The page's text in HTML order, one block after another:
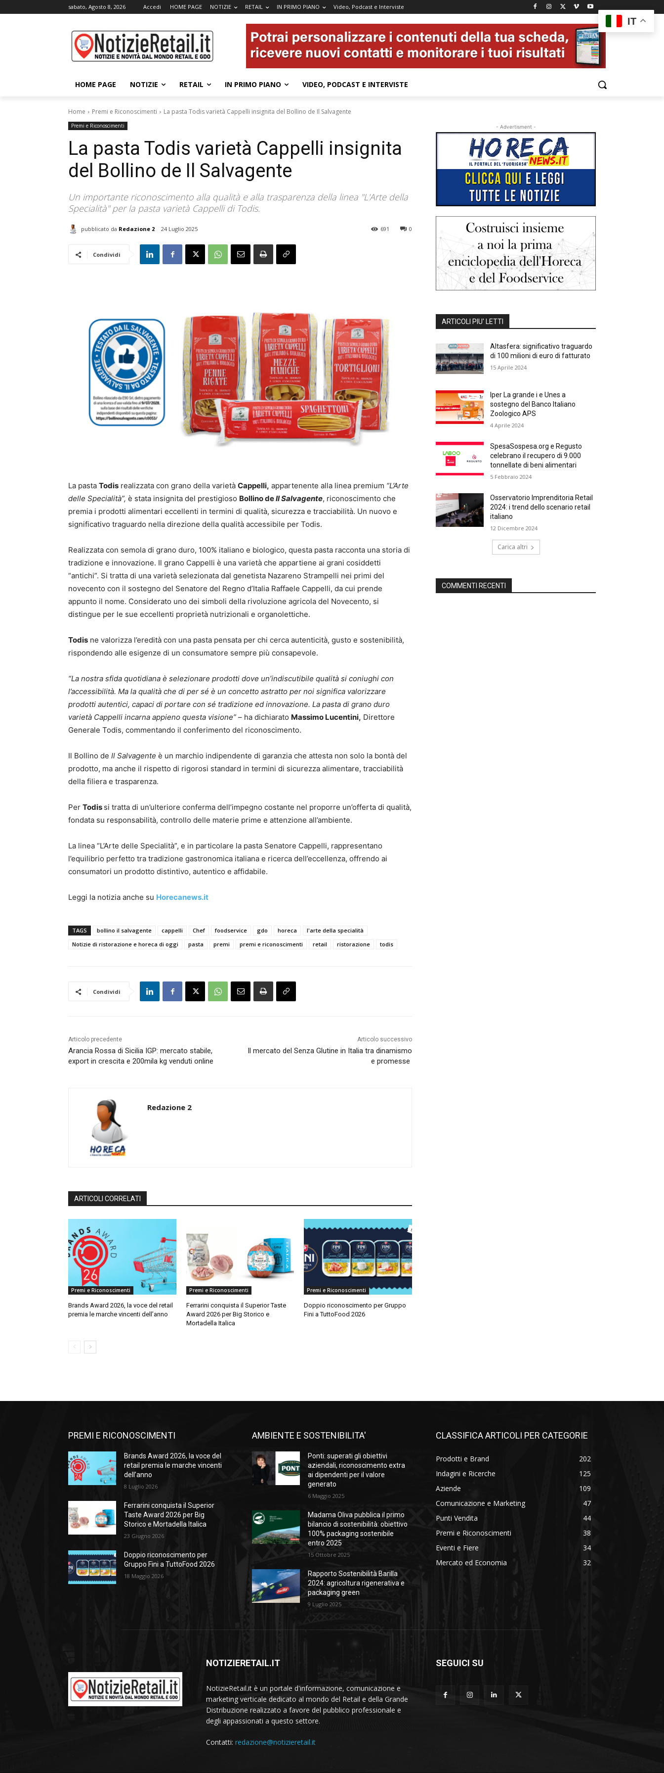
sabato, Agosto 8, 2026 Accedi HOME PAGE NOTIZIE RETAIL IN PRIMO PIANO Video, Podcast e Interviste
HOME PAGE NOTIZIE RETAIL IN PRIMO PIANO VIDEO, PODCAST E INTERVISTE
Home Premi e Riconoscimenti La pasta Todis varietà Cappelli insignita del Bollino de Il Salvagente
Premi e Riconoscimenti
La pasta Todis varietà Cappelli insignita
del Bollino de Il Salvagente
Un importante riconoscimento alla qualità e alla trasparenza della linea "L'Arte della
Specialità" per la pasta varietà Cappelli di Todis.
pubblicato da Redazione 2 24 Luglio 2025 0
691
Condividi
La pasta Todis realizzata con grano della varietà Cappelli, appartenente alla linea premium “L’Arte
delle Specialità”, è stata insignita del prestigioso Bollino deIl Salvagente, riconoscimento che
premia i prodotti alimentari eccellenti in termini di qualità, sicurezza e tracciabilità. Un nuovo e
significativo traguardo nella direzione della qualità accessibile per Todis.
Realizzata con semola di grano duro, 100% italiano e biologico, questa pasta racconta una storia di
tradizione e innovazione. Il grano Cappelli è una varietà che appartiene ai grani cosiddetti
“antichi”. Si tratta di una varietà selezionata dal genetista Nazareno Strampelli nei primi del
novecento con il sostegno del Senatore del Regno d’Italia Raffaele Cappelli, da cui prende
appunto il nome. Considerato uno dei simboli della rivoluzione agricola del Novecento, si
distingue per le sue eccellenti proprietà nutrizionali e organolettiche.
Todis ne valorizza l’eredità con una pasta pensata per chi cerca autenticità, gusto e sostenibilità,
rispondendo alle esigenze di un consumatore sempre più consapevole.
“La nostra sfida quotidiana è selezionare prodotti dove un’indiscutibile qualità si coniughi con
l’accessibilità. Ma la qualità che di per sé è un concetto astratto per noi significa valorizzare
prodotti autentici, capaci di portare con sé tradizione ed innovazione. La pasta di grano duro
varietà Cappelli incarna appieno questa visione” – ha dichiarato Massimo Lucentini, Direttore
Generale Todis, commentando il conferimento del riconoscimento.
Il Bollino de Il Salvagente è un marchio indipendente di garanzia che attesta non solo la bontà del
prodotto, ma anche il rispetto di rigorosi standard in termini di sicurezza alimentare, tracciabilità
della filiera e trasparenza.
Per Todis si tratta di un’ulteriore conferma dell’impegno costante nel proporre un’offerta di qualità,
fondata su responsabilità, controllo delle materie prime e attenzione all’ambiente.
La linea “L’Arte delle Specialità”, e in particolare la pasta Senatore Cappelli, rappresentano
l’equilibrio perfetto tra tradizione gastronomica italiana e ricerca dell’eccellenza, offrendo ai
consumatori un prodotto distintivo, autentico e affidabile.
Leggi la notizia anche su Horecanews.it
TAGS bollino il salvagente cappelli Chef foodservice gdo horeca
l'arte della specialità
Notizie di ristorazione e horeca di oggi
pasta premi premi e riconoscimenti retail ristorazione todis
Condividi
Articolo precedente
Arancia Rossa di Sicilia IGP: mercato stabile,
export in crescita e 200mila kg venduti online
Articolo successivo
Il mercato del Senza Glutine in Italia tra dinamismo
e promesse
Redazione 2
ARTICOLI CORRELATI
Premi e Riconoscimenti
Brands Award 2026, la voce del retail
premia le marche vincenti dell’anno
Premi e Riconoscimenti
Ferrarini conquista il Superior Taste
Award 2026 per Big Storico e
Mortadella Italica
Premi e Riconoscimenti
Doppio riconoscimento per Gruppo
Fini a TuttoFood 2026
- Advertisment -
ARTICOLI PIU' LETTI
Altasfera: significativo traguardo
di 100 milioni di euro di fatturato
15 Aprile 2024
Iper La grande i e Unes a
sostegno del Banco Italiano
Zoologico APS
4 Aprile 2024
SpesaSospesa.org e Regusto
celebrano il recupero di 9.000
tonnellate di beni alimentari
5 Febbraio 2024
Osservatorio Imprenditoria Retail
2024: i trend dello scenario retail
italiano
12 Dicembre 2024
Carica altri
COMMENTI RECENTI
PREMI E RICONOSCIMENTI
Brands Award 2026, la voce del
retail premia le marche vincenti
dell’anno
8 Luglio 2026
Ferrarini conquista il Superior
Taste Award 2026 per Big
Storico e Mortadella Italica
23 Giugno 2026
Doppio riconoscimento per
Gruppo Fini a TuttoFood 2026
18 Maggio 2026
AMBIENTE E SOSTENIBILITA'
Ponti: superati gli obiettivi
aziendali, riconoscimento extra
ai dipendenti per il valore
generato
6 Maggio 2025
Madama Oliva pubblica il primo
bilancio di sostenibilità: obiettivo
100% packaging sostenibile
entro 2025
15 Ottobre 2025
Rapporto Sostenibilità Barilla
2024: agricoltura rigenerativa e
packaging green
9 Luglio 2025
CLASSIFICA ARTICOLI PER CATEGORIE
Prodotti e Brand
202
Indagini e Ricerche
125
Aziende
109
Comunicazione e Marketing
47
Punti Vendita
44
Premi e Riconoscimenti
38
Eventi e Fiere
34
Mercato ed Economia
32
NOTIZIERETAIL.IT
NotizieRetail.it è un portale d'informazione, comunicazione e
marketing verticale dedicato al mondo del Retail e della Grande
Distribuzione realizzato a favore del pubblico professionale e
degli appassionati a questo settore.
Contatti: redazione@notizieretail.it
SEGUICI SU
IT